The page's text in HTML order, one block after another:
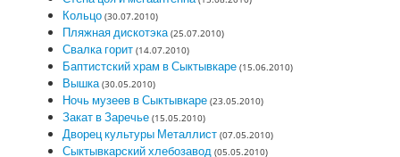
Кольцо (30.07.2010)
Пляжная дискотэка (25.07.2010)
Свалка горит (14.07.2010)
Баптистский храм в Сыктывкаре (15.06.2010)
Вышка (30.05.2010)
Ночь музеев в Сыктывкаре (23.05.2010)
Закат в Заречье (15.05.2010)
Дворец культуры Металлист (07.05.2010)
Сыктывкарский хлебозавод (05.05.2010)